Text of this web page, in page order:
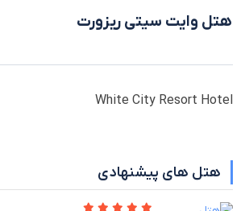
هتل وایت سیتی ریزورت
White City Resort Hotel
هتل های پیشنهادی